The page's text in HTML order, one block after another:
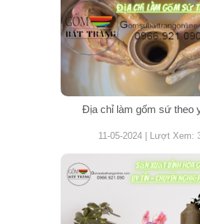
Địa chỉ làm gốm sứ theo
11-05-2024 | Lượt Xem: